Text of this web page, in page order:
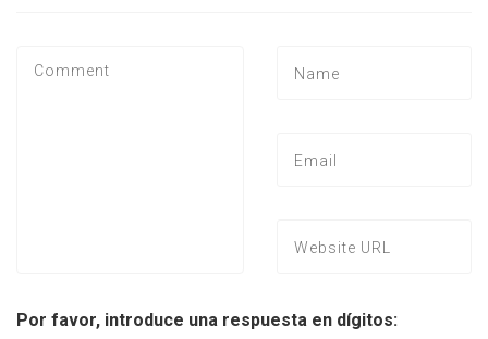
Por favor, introduce una respuesta en dígitos: